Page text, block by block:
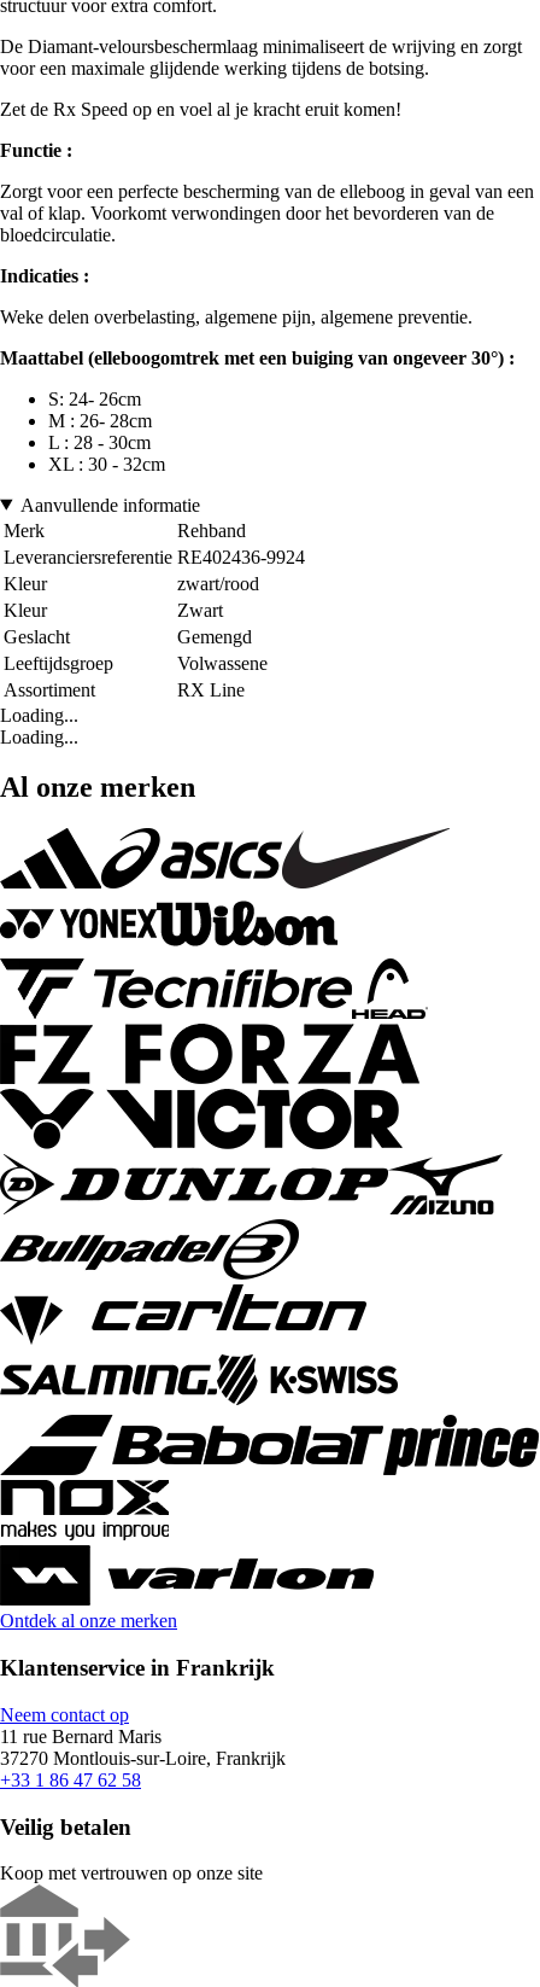
structuur voor extra comfort.
De Diamant-veloursbeschermlaag minimaliseert de wrijving en zorgt
voor een maximale glijdende werking tijdens de botsing.
Zet de Rx Speed op en voel al je kracht eruit komen!
Functie :
Zorgt voor een perfecte bescherming van de elleboog in geval van een
val of klap. Voorkomt verwondingen door het bevorderen van de
bloedcirculatie.
Indicaties :
Weke delen overbelasting, algemene pijn, algemene preventie.
Maattabel (elleboogomtrek met een buiging van ongeveer 30°) :
S: 24- 26cm
M : 26- 28cm
L : 28 - 30cm
XL : 30 - 32cm
Aanvullende informatie
Merk
Rehband
Leveranciersreferentie RE402436-9924
Kleur
zwart/rood
Kleur
Zwart
Geslacht
Gemengd
Leeftijdsgroep
Volwassene
Assortiment
RX Line
Loading...
Loading...
Al onze merken
Ontdek al onze merken
Klantenservice in Frankrijk
Neem contact op
11 rue Bernard Maris
37270 Montlouis-sur-Loire, Frankrijk
+33 1 86 47 62 58
Veilig betalen
Koop met vertrouwen op onze site